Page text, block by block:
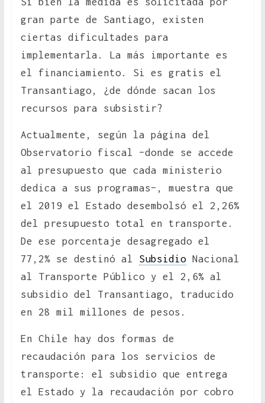
gran parte de Santiago, existen
ciertas dificultades para
implementarla. La más importante es
el financiamiento. Si es gratis el
Transantiago, ¿de dónde sacan los
recursos para subsistir?
Actualmente, según la página del
Observatorio fiscal –donde se accede
al presupuesto que cada ministerio
dedica a sus programas–, muestra que
el 2019 el Estado desembolsó el 2,26%
del presupuesto total en transporte.
De ese porcentaje desagregado el
77,2% se destinó al SubsidioNacional
al Transporte Público y el 2,6% al
subsidio del Transantiago, traducido
en 28 mil millones de pesos.
En Chile hay dos formas de
recaudación para los servicios de
transporte: el subsidio que entrega
el Estado y la recaudación por cobro